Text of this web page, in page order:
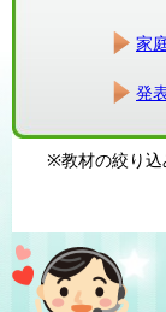
家
発
※教材の絞り込